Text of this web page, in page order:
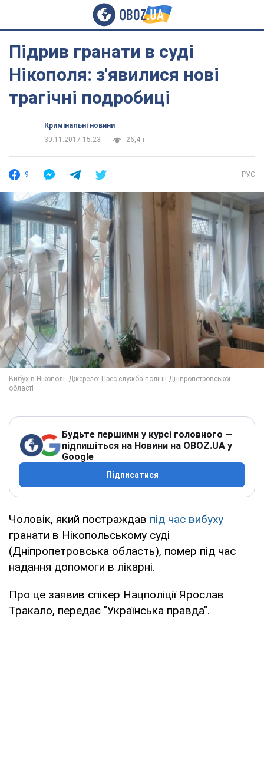
Підрив гранати в суді
Нікополя: з'явилися нові
трагічні подробиці
Кримінальні новини
30.11.2017 15:23
26,4 т.
9 РУС
Будьте першими у курсі головного —
підпишіться на Новини на OBOZ.UA у
Google
Підписатися
Чоловік, який постраждав під час вибуху
гранати в Нікопольському суді
(Дніпропетровська область), помер під час
надання допомоги в лікарні.
Про це заявив спікер Нацполіції Ярослав
Тракало, передає "Українська правда".